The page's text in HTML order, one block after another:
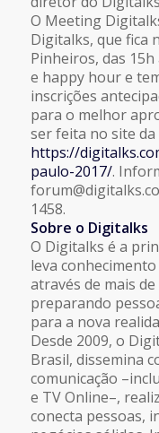
O Meeting
Digitalks, que fica
Pinheiros, das
e happy hour e
inscrições
para o melhor
ser feita no site
https://
paulo-2017/.
1458.
Sobre o Digitalks
O Digitalks é a
leva
através de mais
preparando
para a nova
Desde 2009, o
Brasil, dissemina
comunicação
e TV Online–,
conecta pessoas,